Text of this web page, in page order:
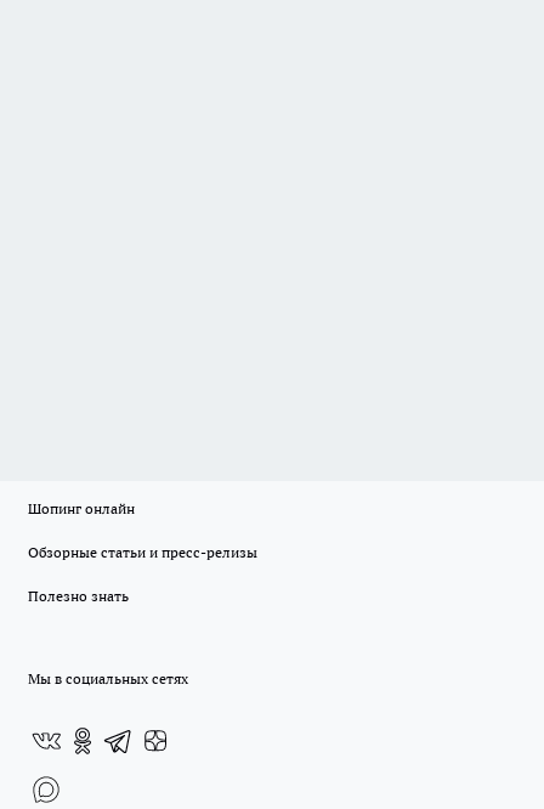
Шопинг онлайн
Обзорные статьи и пресс-релизы
Полезно знать
Мы в социальных сетях